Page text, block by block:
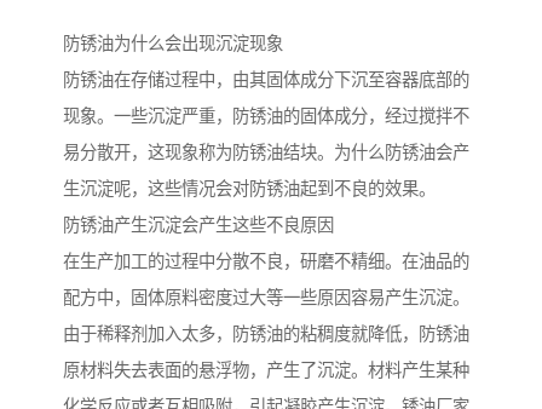
防锈油为什么会出现沉淀现象
防锈油在存储过程中，由其固体成分下沉至容器底部的
现象。一些沉淀严重，防锈油的固体成分，经过搅拌不
易分散开，这现象称为防锈油结块。为什么防锈油会产
生沉淀呢，这些情况会对防锈油起到不良的效果。
防锈油产生沉淀会产生这些不良原因
在生产加工的过程中分散不良，研磨不精细。在油品的
配方中，固体原料密度过大等一些原因容易产生沉淀。
由于稀释剂加入太多，防锈油的粘稠度就降低，防锈油
原材料失去表面的悬浮物，产生了沉淀。材料产生某种